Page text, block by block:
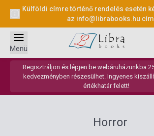
Külföldi címre történő rendelés esetén
az info@librabooks.hu
Regisztráljon és lépjen be webáruházunkba
kedvezményben részesülhet. Ingyenes
értékhatár felett!
Menü
Horror